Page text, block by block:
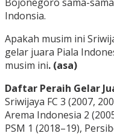
Indonsia.
Apakah musim ini
gelar juara Piala
musim ini. (asa)
Daftar Peraih Gelar
Sriwijaya FC 3 (2007,
Arema Indonesia 2
PSM 1 (2018–19),